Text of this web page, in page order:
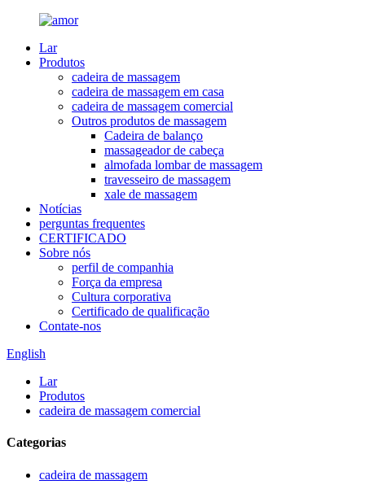
Lar
Produtos
cadeira de massagem
cadeira de massagem em casa
cadeira de massagem comercial
Outros produtos de massagem
Cadeira de balanço
massageador de cabeça
almofada lombar de massagem
travesseiro de massagem
xale de massagem
Notícias
perguntas frequentes
CERTIFICADO
Sobre nós
perfil de companhia
Força da empresa
Cultura corporativa
Certificado de qualificação
Contate-nos
English
Lar
Produtos
cadeira de massagem comercial
Categorias
cadeira de massagem